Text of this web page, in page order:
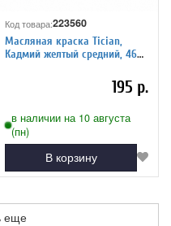
Код товара:223560
Масляная краска Tician,
Кадмий желтый средний, 46
195 р.
в наличии на 10 августа
(пн)
В корзину
еще